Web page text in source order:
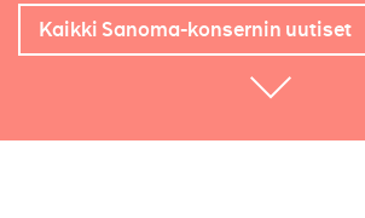
Kaikki Sanoma-konsernin uutiset